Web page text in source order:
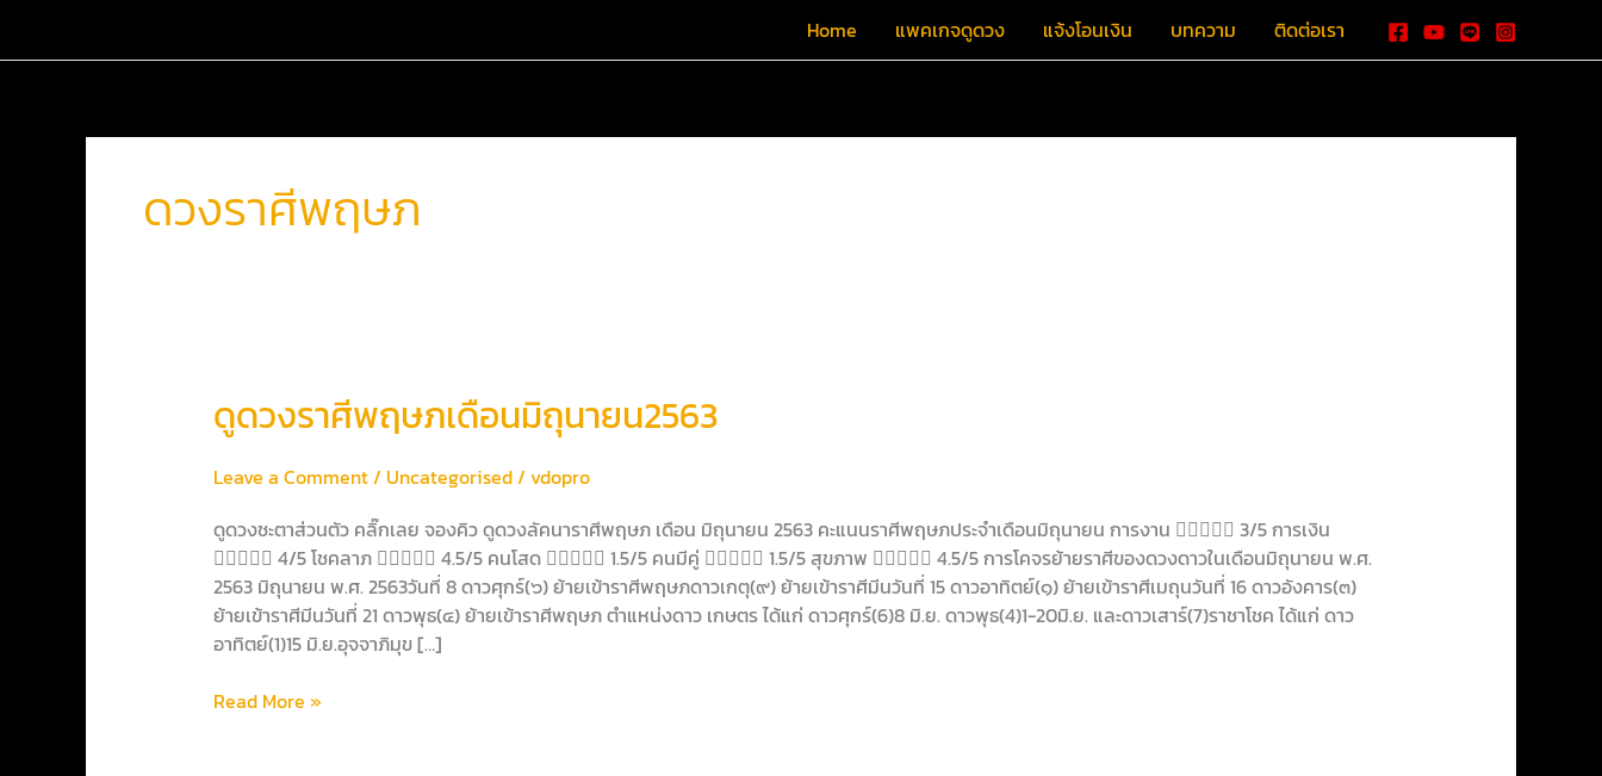
content
Home แพคเกจดูดวง แจ้งโอนเงิน บทความ ติดต่อเรา
ดวงราศีพฤษภ
ดูดวงราศีพฤษภเดือนมิถุนายน2563
Leave a Comment/ Uncategorised/ vdopro
ดูดวงชะตาส่วนตัว คลิ๊กเลย จองคิว ดูดวงลัคนาราศีพฤษภ เดือน มิถุนายน 2563 คะแนนราศีพฤษภประจำเดือนมิถุนายน การงาน  3/5 การเงิน
 4/5 โชคลาภ  4.5/5 คนโสด  1.5/5 คนมีคู่  1.5/5 สุขภาพ  4.5/5 การโคจรย้ายราศีของดวงดาวในเดือนมิถุนายน พ.ศ.
2563 มิถุนายน พ.ศ. 2563วันที่ 8 ดาวศุกร์(๖) ย้ายเข้าราศีพฤษภดาวเกตุ(๙) ย้ายเข้าราศีมีนวันที่ 15 ดาวอาทิตย์(๑) ย้ายเข้าราศีเมถุนวันที่ 16 ดาวอังคาร(๓)
ย้ายเข้าราศีมีนวันที่ 21 ดาวพุธ(๔) ย้ายเข้าราศีพฤษภ ตำแหน่งดาว เกษตร ได้แก่ ดาวศุกร์(6)8 มิ.ย. ดาวพุธ(4)1-20มิ.ย. และดาวเสาร์(7)ราชาโชค ได้แก่ ดาว
อาทิตย์(1)15 มิ.ย.อุจจาภิมุข […]
วง
พฤษภ
มิถุนายน2563
Read More »